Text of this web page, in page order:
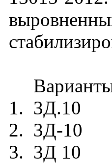
Варианты
1. 3Д.10
2. 3Д-10
3. 3Д 10